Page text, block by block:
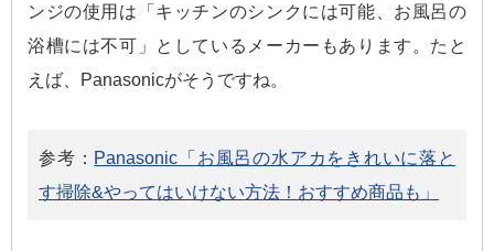
ンジの使用は「キッチンのシンクには可能、お風呂の
浴槽には不可」としているメーカーもあります。たと
えば、Panasonicがそうですね。
参考： Panasonic「お風呂の水アカをきれいに落と
す掃除&やってはいけない方法！おすすめ商品も」